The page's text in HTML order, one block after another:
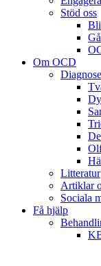
Stöd oss
Om OCD
Litteratur
Artiklar
Sociala
Få hjälp